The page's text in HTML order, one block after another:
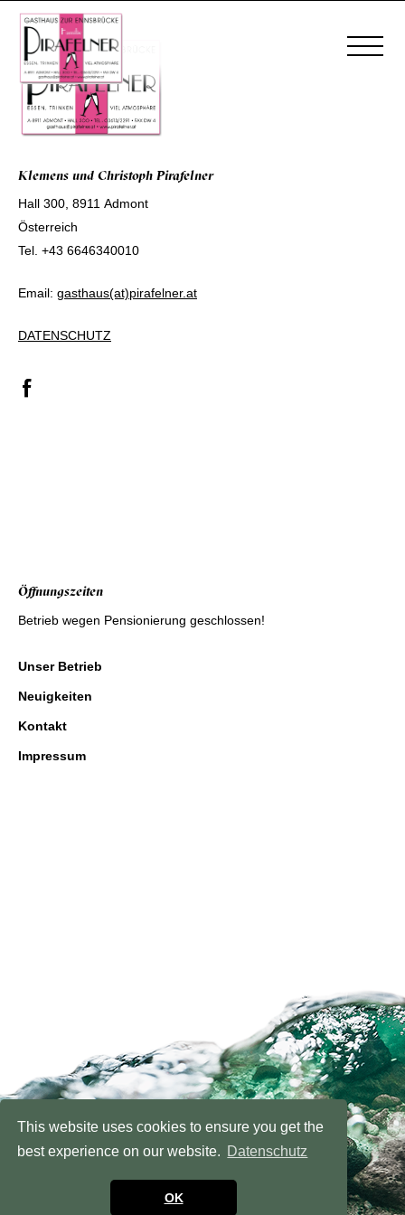
This website uses cookies to ensure you get the
best experience on our website. Datenschutz
OK
Klemens und Christoph Pirafelner
Hall 300, 8911 Admont
Österreich
Tel. +43 6646340010
Email: gasthaus(at)pirafelner.at
DATENSCHUTZ
Öffnungszeiten
Betrieb wegen Pensionierung geschlossen!
Unser Betrieb
Neuigkeiten
Kontakt
Impressum